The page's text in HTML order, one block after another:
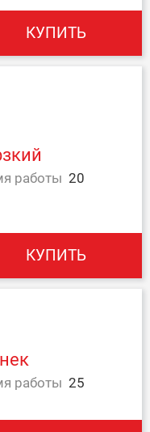
КУПИТЬ
работы 20
КУПИТЬ
работы 25